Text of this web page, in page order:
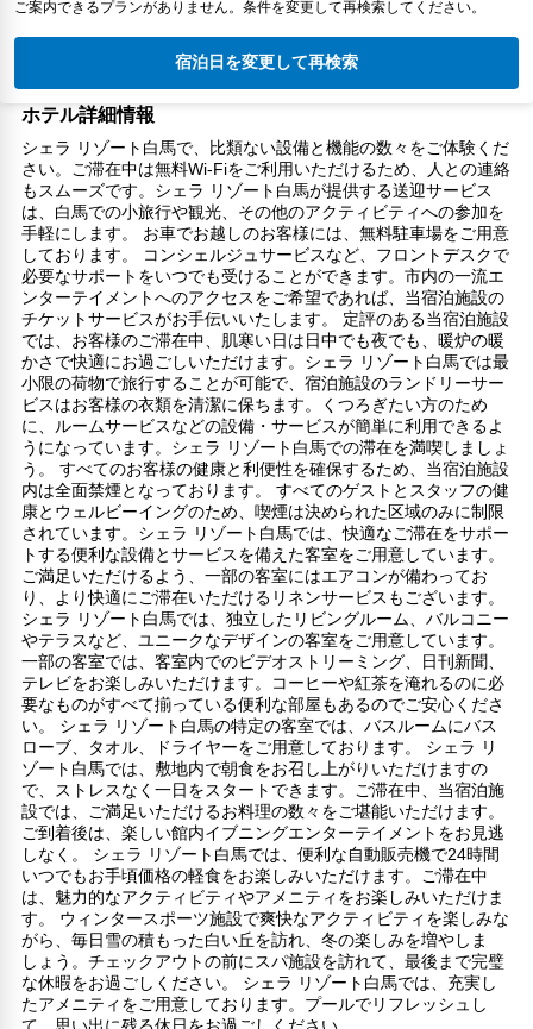
ご案内できるプランがありません。条件を変更して再検索してください。
宿泊日を変更して再検索
ホテル詳細情報
シェラ リゾート白馬で、比類ない設備と機能の数々をご体験くだ
さい。ご滞在中は無料Wi-Fiをご利用いただけるため、人との連絡
もスムーズです。シェラ リゾート白馬が提供する送迎サービス
は、白馬での小旅行や観光、その他のアクティビティへの参加を
手軽にします。 お車でお越しのお客様には、無料駐車場をご用意
しております。 コンシェルジュサービスなど、フロントデスクで
必要なサポートをいつでも受けることができます。市内の一流エ
ンターテイメントへのアクセスをご希望であれば、当宿泊施設の
チケットサービスがお手伝いいたします。 定評のある当宿泊施設
では、お客様のご滞在中、肌寒い日は日中でも夜でも、暖炉の暖
かさで快適にお過ごしいただけます。シェラ リゾート白馬では最
小限の荷物で旅行することが可能で、宿泊施設のランドリーサー
ビスはお客様の衣類を清潔に保ちます。くつろぎたい方のため
に、ルームサービスなどの設備・サービスが簡単に利用できるよ
うになっています。シェラ リゾート白馬での滞在を満喫しましょ
う。 すべてのお客様の健康と利便性を確保するため、当宿泊施設
内は全面禁煙となっております。 すべてのゲストとスタッフの健
康とウェルビーイングのため、喫煙は決められた区域のみに制限
されています。シェラ リゾート白馬では、快適なご滞在をサポー
トする便利な設備とサービスを備えた客室をご用意しています。
ご満足いただけるよう、一部の客室にはエアコンが備わってお
り、より快適にご滞在いただけるリネンサービスもございます。
シェラ リゾート白馬では、独立したリビングルーム、バルコニー
やテラスなど、ユニークなデザインの客室をご用意しています。
一部の客室では、客室内でのビデオストリーミング、日刊新聞、
テレビをお楽しみいただけます。コーヒーや紅茶を淹れるのに必
要なものがすべて揃っている便利な部屋もあるのでご安心くださ
い。 シェラ リゾート白馬の特定の客室では、バスルームにバス
ローブ、タオル、ドライヤーをご用意しております。 シェラ リ
ゾート白馬では、敷地内で朝食をお召し上がりいただけますの
で、ストレスなく一日をスタートできます。ご滞在中、当宿泊施
設では、ご満足いただけるお料理の数々をご堪能いただけます。
ご到着後は、楽しい館内イブニングエンターテイメントをお見逃
しなく。 シェラ リゾート白馬では、便利な自動販売機で24時間
いつでもお手頃価格の軽食をお楽しみいただけます。ご滞在中
は、魅力的なアクティビティやアメニティをお楽しみいただけま
す。 ウィンタースポーツ施設で爽快なアクティビティを楽しみな
がら、毎日雪の積もった白い丘を訪れ、冬の楽しみを増やしま
しょう。チェックアウトの前にスパ施設を訪れて、最後まで完璧
な休暇をお過ごしください。 シェラ リゾート白馬では、充実し
たアメニティをご用意しております。プールでリフレッシュし